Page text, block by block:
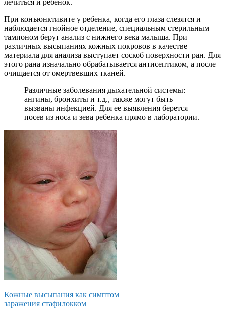
лечиться и ребенок.
При конъюнктивите у ребенка, когда его глаза слезятся и
наблюдается гнойное отделение, специальным стерильным
тампоном берут анализ с нижнего века малыша. При
различных высыпаниях кожных покровов в качестве
материала для анализа выступает соскоб поверхности ран. Для
этого рана изначально обрабатывается антисептиком, а после
очищается от омертвевших тканей.
Различные заболевания дыхательной системы:
ангины, бронхиты и т.д., также могут быть
вызваны инфекцией. Для ее выявления берется
посев из носа и зева ребенка прямо в лаборатории.
Кожные высыпания как симптом
заражения стафилокком